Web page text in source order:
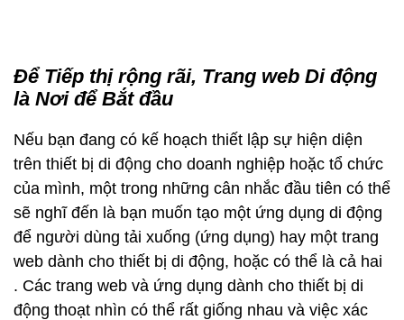
Để Tiếp thị rộng rãi, Trang web Di động
là Nơi để Bắt đầu
Nếu bạn đang có kế hoạch thiết lập sự hiện diện
trên thiết bị di động cho doanh nghiệp hoặc tổ chức
của mình, một trong những cân nhắc đầu tiên có thể
sẽ nghĩ đến là bạn muốn tạo một ứng dụng di động
để người dùng tải xuống (ứng dụng) hay một trang
web dành cho thiết bị di động, hoặc có thể là cả hai
. Các trang web và ứng dụng dành cho thiết bị di
động thoạt nhìn có thể rất giống nhau và việc xác